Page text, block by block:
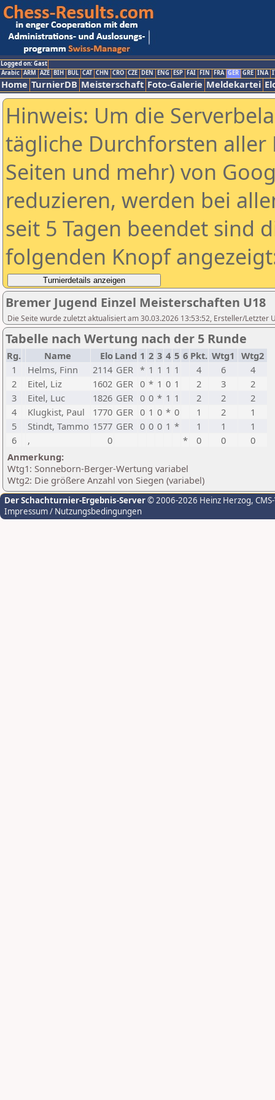
Logged on: Gast
Arabic ARM AZE BIH BUL CAT CHN CRO CZE DEN ENG ESP FAI FIN FRA GER GRE INA
Home TurnierDB Meisterschaft Foto-Galerie Meldekartei
Hinweis: Um die
tägliche Durchforsten aller
Seiten und mehr) von
reduzieren, werden bei
seit 5 Tagen beendet sind
folgenden Knopf
Bremer Jugend Einzel Meisterschaften U18
Die Seite wurde zuletzt aktualisiert am 30.03.2026 13:53:52, Ersteller/Letzter
Tabelle nach Wertung nach der 5 Runde
Rg. Name Elo Land 1 2 3 4 5 6 Pkt. Wtg1
Wtg2
1
Helms, Finn 2114 GER * 1 1 1 1 4 6
4
2
Eitel, Liz 1602 GER 0 * 1 0 1 2 3
2
3
Eitel, Luc 1826 GER 0 0 * 1 1 2 2
2
4
Klugkist, Paul 1770 GER 0 1 0 * 0 1 2
1
5
Stindt, Tammo 1577 GER 0 0 0 1 * 1 1
1
6
, 0 * 0 0
0
Anmerkung:
Wtg1: Sonneborn-Berger-Wertung variabel
Wtg2: Die größere Anzahl von Siegen (variabel)
Der Schachturnier-Ergebnis-Server© 2006-2026 Heinz Herzog,
Impressum / Nutzungsbedingungen